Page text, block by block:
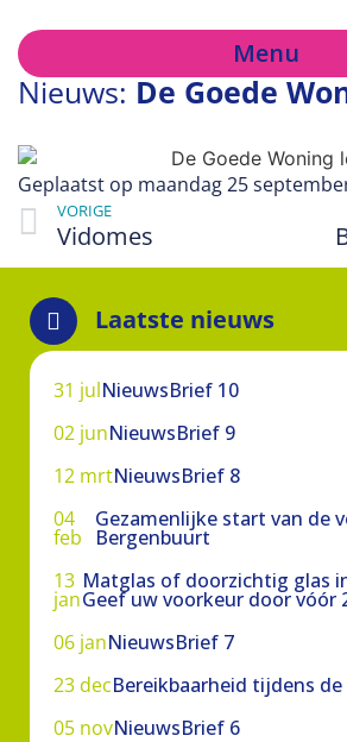
Menu
Nieuws: De Goede
Geplaatst op maandag 25
VORIGE
Vidomes
Laatste nieuws
31 julNieuwsBrief 10
02 junNieuwsBrief 9
12 mrtNieuwsBrief 8
04
feb
Gezamenlijke start van de
Bergenbuurt
13
jan
Matglas of doorzichtig glas
Geef uw voorkeur door vóór
06 janNieuwsBrief 7
23 decBereikbaarheid tijdens
05 novNieuwsBrief 6